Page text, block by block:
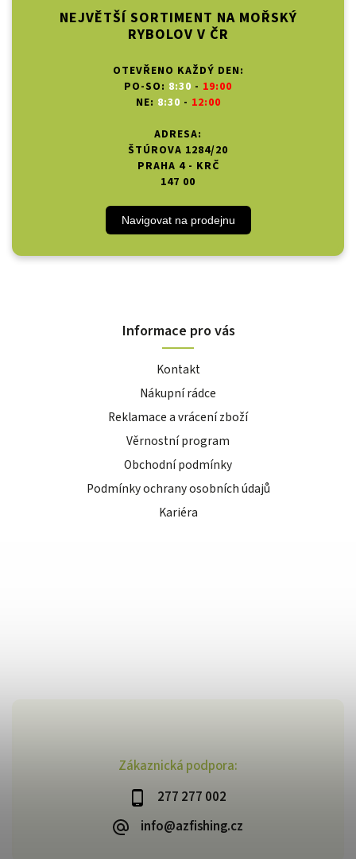
Zákaznická podpora:
277 277 002
info@azfishing.cz
NEJVĚTŠÍ SORTIMENT NA MOŘSKÝ
RYBOLOV V ČR
OTEVŘENO KAŽDÝ DEN:
PO-SO: 8:30 - 19:00
NE: 8:30 - 12:00
ADRESA:
ŠTÚROVA 1284/20
PRAHA 4 - KRČ
147 00
Navigovat na prodejnu
Informace pro vás
Kontakt
Nákupní rádce
Reklamace a vrácení zboží
Věrnostní program
Obchodní podmínky
Podmínky ochrany osobních údajů
Kariéra